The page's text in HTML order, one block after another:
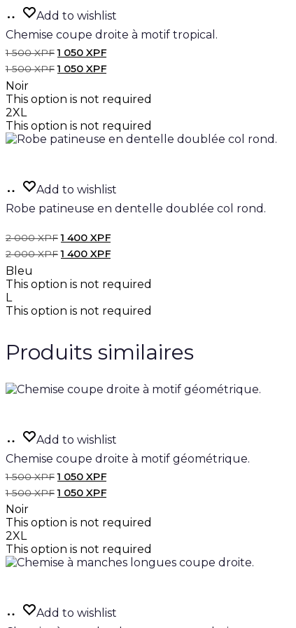
Ajouter
panier
Add to wishlist
Chemise coupe droite à motif tropical.
1 500XPFLe
prix
initial
1
1 050 XPFLe
prix
actuel
1
050 XPF.
1 500XPFLe
était :
500 XPF.
1 050 XPFLe
est :
050 XPF.
Noir
This option is not required
2XL
This option is not required
Ajouter
panier
Add to wishlist
Robe patineuse en dentelle doublée col rond.
2 000XPFLe
prix
initial
2
1 400 XPFLe
prix
actuel
1
400 XPF.
2 000XPFLe
était :
000 XPF.
1 400 XPFLe
est :
400 XPF.
Bleu
This option is not required
L
This option is not required
Produits similaires
Ajouter
panier
Add to wishlist
Chemise coupe droite à motif géométrique.
1 500XPFLe
prix
initial
1
1 050 XPFLe
prix
actuel
1
050 XPF.
1 500XPFLe
était :
500 XPF.
1 050 XPFLe
est :
050 XPF.
Noir
This option is not required
2XL
This option is not required
Ajouter
Add to wishlist